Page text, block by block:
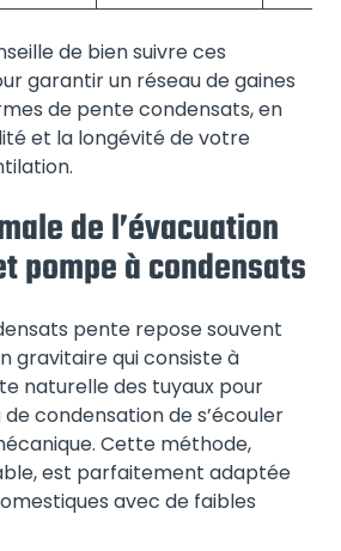
de bien suivre ces
garantir un réseau de gaines
de pente condensats, en
et la longévité de votre
de l’évacuation
pompe à condensats
pente repose souvent
gravitaire qui consiste à
naturelle des tuyaux pour
condensation de s’écouler
Cette méthode,
est parfaitement adaptée
avec de faibles